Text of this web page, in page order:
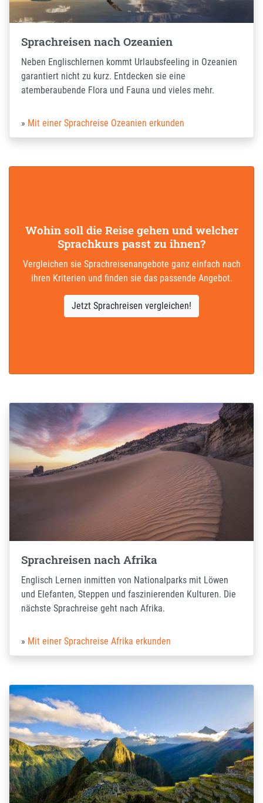
Sprachreisen nach Ozeanien
Neben Englischlernen kommt Urlaubsfeeling in Ozeanien
garantiert nicht zu kurz. Entdecken sie eine
atemberaubende Flora und Fauna und vieles mehr.
Mit einer Sprachreise Ozeanien erkunden
Wohin soll die Reise gehen und welcher
Sprachkurs passt zu ihnen?
Vergleichen sie Sprachreisenangebote ganz einfach nach
ihren Kriterien und finden sie das passende Angebot.
Jetzt Sprachreisen vergleichen!
Sprachreisen nach Afrika
Englisch Lernen inmitten von Nationalparks mit Löwen
und Elefanten, Steppen und faszinierenden Kulturen. Die
nächste Sprachreise geht nach Afrika.
Mit einer Sprachreise Afrika erkunden